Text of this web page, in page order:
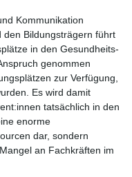
Kommunikation
den Bildungsträgern führt
in den Gesundheits-
genommen
zur Verfügung,
Es wird damit
tatsächlich in den
enorme
dar, sondern
an Fachkräften im